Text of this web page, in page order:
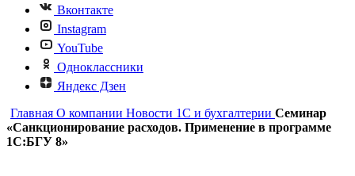
Вконтакте
Instagram
YouTube
Одноклассники
Яндекс Дзен
Главная О компании Новости 1С и бухгалтерии Семинар
«Санкционирование расходов. Применение в программе
1С:БГУ 8»